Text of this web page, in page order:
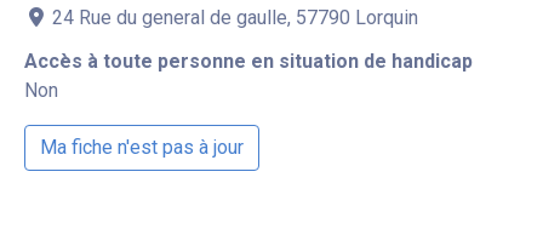
24 Rue du general de gaulle, 57790 Lorquin
Accès à toute personne en situation de handicap
Non
Ma fiche n'est pas à jour